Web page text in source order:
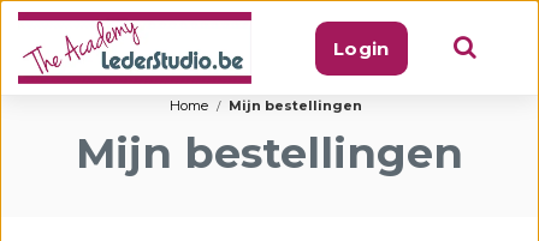
Login
Home Mijn bestellingen
Mijn bestellingen